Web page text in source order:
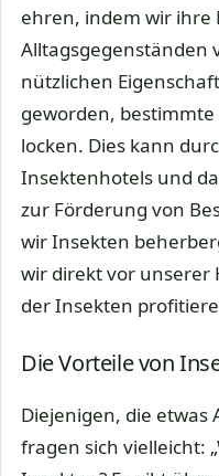
ehren, indem wir ihre
Alltagsgegenständen
nützlichen
geworden,
locken. Dies kann
Insektenhotels und
zur Förderung von
wir Insekten
wir direkt vor unserer
der Insekten
Die Vorteile von
Diejenigen, die etwas
fragen sich vielleicht: